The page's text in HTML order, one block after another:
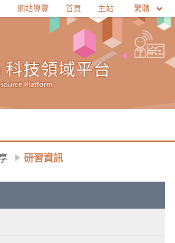
置網站導覽 首頁 主站 繁體
研習資訊